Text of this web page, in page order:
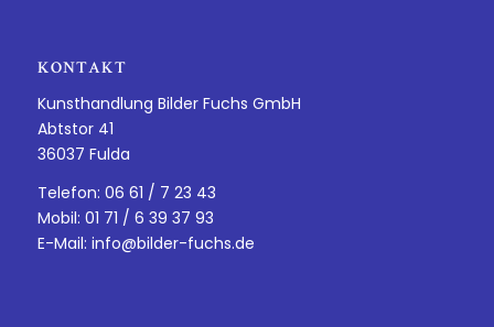
KONTAKT
Kunsthandlung Bilder Fuchs GmbH
Abtstor 41
36037 Fulda
Telefon: 06 61 / 7 23 43
Mobil: 01 71 / 6 39 37 93
E-Mail: info@bilder-fuchs.de